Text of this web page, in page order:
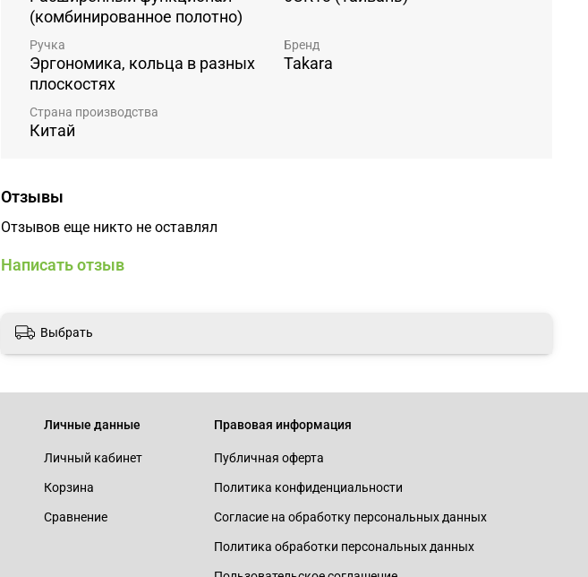
(комбинированное полотно)
Ручка
Эргономика, кольца в разных
плоскостях
Бренд
Takara
Страна производства
Китай
Отзывы
Отзывов еще никто не оставлял
Написать отзыв
Выбрать
Личные данные
Личный кабинет
Корзина
Сравнение
Правовая информация
Публичная оферта
Политика конфиденциальности
Согласие на обработку персональных данных
Политика обработки персональных данных